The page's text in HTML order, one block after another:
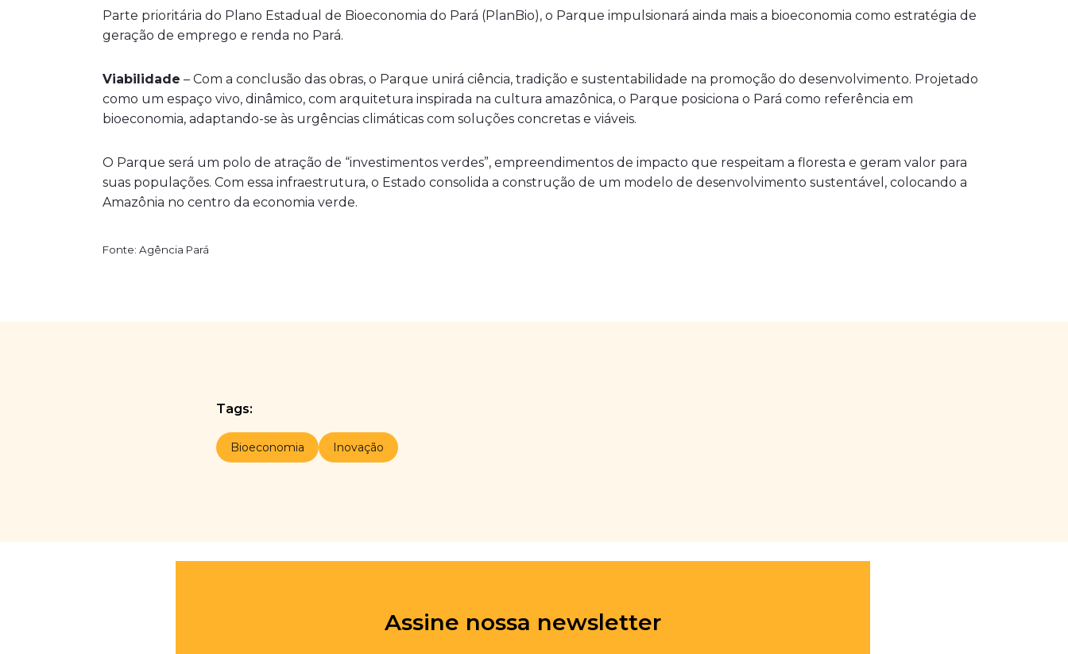
Parte prioritária do Plano Estadual de Bioeconomia do Pará (PlanBio), o Parque impulsionará ainda mais a bioeconomia como estratégia de
geração de emprego e renda no Pará.
Viabilidade – Com a conclusão das obras, o Parque unirá ciência, tradição e sustentabilidade na promoção do desenvolvimento. Projetado
como um espaço vivo, dinâmico, com arquitetura inspirada na cultura amazônica, o Parque posiciona o Pará como referência em
bioeconomia, adaptando-se às urgências climáticas com soluções concretas e viáveis.
O Parque será um polo de atração de “investimentos verdes”, empreendimentos de impacto que respeitam a floresta e geram valor para
suas populações. Com essa infraestrutura, o Estado consolida a construção de um modelo de desenvolvimento sustentável, colocando a
Amazônia no centro da economia verde.
Fonte: Agência Pará
Tags:
Bioeconomia Inovação
Assine nossa newsletter